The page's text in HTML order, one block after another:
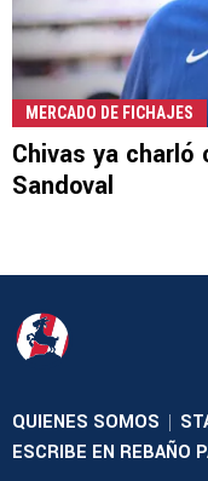
MERCADO DE FICHAJES
Chivas ya charló
Sandoval
QUIENES SOMOS
ESCRIBE EN REBAÑO